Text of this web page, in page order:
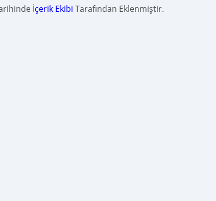
İçerik Ekibi Tarafından Eklenmiştir.